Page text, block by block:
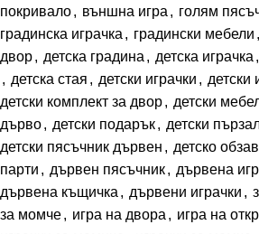
покривало, външна игра , голям
градинска играчка , градински мебели ,
двор, детска градина , детска играчка ,
, детска стая , детски играчки , детски
детски комплект за двор, детски
дърво, детски подарък, детски
детски пясъчник дървен , детско
парти , дървен пясъчник, дървена
дървена къщичка , дървени играчки ,
за момче, игра на двора , игра на